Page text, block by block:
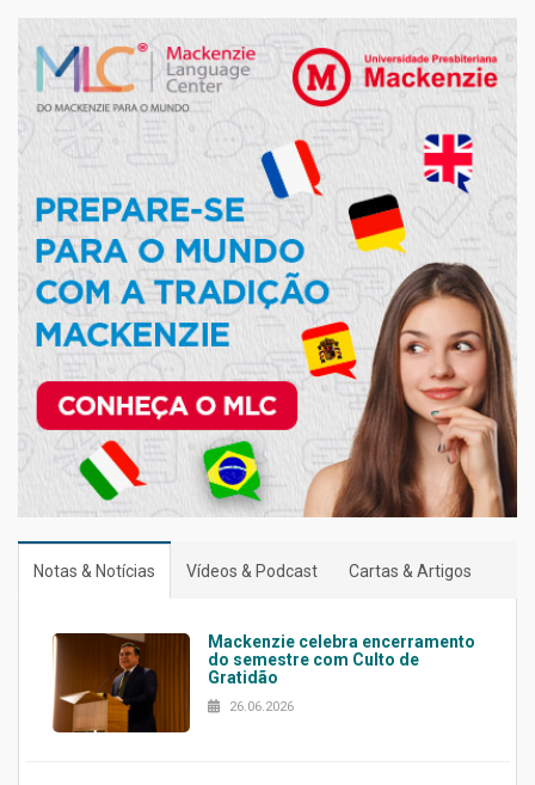
Notas & Notícias Vídeos & Podcast Cartas & Artigos
Mackenzie celebra encerramento
do semestre com Culto de
Gratidão
26.06.2026